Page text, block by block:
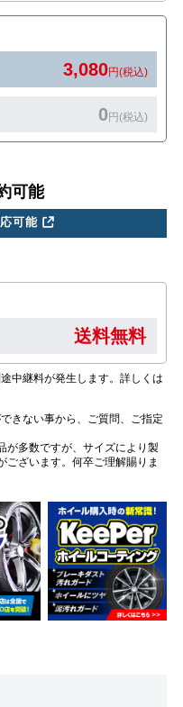
3,080円(税込)
0円(税込)
可能
可能
送料無料
中継料が発生します。詳しくは
きない事から、ご質問、ご指定
が多数ですが、サイズにより製
ございます。何卒ご理解賜りま